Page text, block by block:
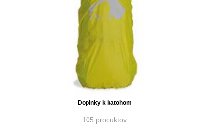
Doplnky k batohom
105 produktov